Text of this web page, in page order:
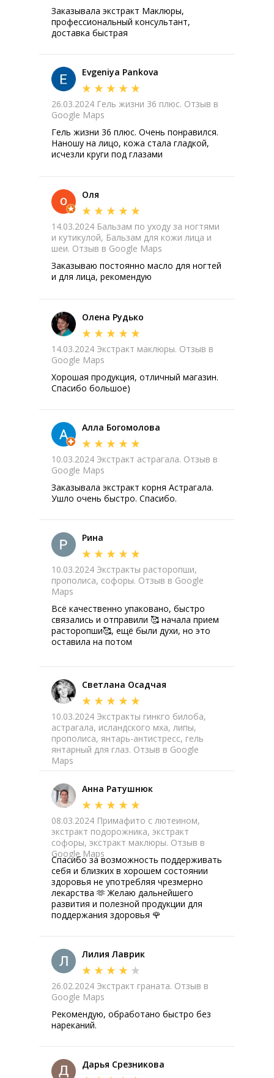
Заказывала экстракт Маклюры,
профессиональный консультант,
доставка быстрая
Evgeniya Pankova
Гель жизни 36 плюс. Очень понравился.
Наношу на лицо, кожа стала гладкой,
исчезли круги под глазами
26.03.2024 Гель жизни 36 плюс. Отзыв в
Google Maps
Оля
Заказываю постоянно масло для ногтей
и для лица, рекомендую
14.03.2024 Бальзам по уходу за ногтями
и кутикулой, Бальзам для кожи лица и
шеи. Отзыв в Google Maps
Олена Рудько
Хорошая продукция, отличный магазин.
Спасибо большое)
14.03.2024 Экстракт маклюры. Отзыв в
Google Maps
Алла Богомолова
Заказывала экстракт корня Астрагала.
Ушло очень быстро. Спасибо.
10.03.2024 Экстракт астрагала. Отзыв в
Google Maps
Рина
Всё качественно упаковано, быстро
связались и отправили 🥰 начала прием
расторопши🥰, ещё были духи, но это
оставила на потом
10.03.2024 Экстракты расторопши,
прополиса, софоры. Отзыв в Google
Maps
Светлана Осадчая
10.03.2024 Экстракты гинкго билоба,
астрагала, исландского мха, липы,
прополиса, янтарь-антистресс, гель
янтарный для глаз. Отзыв в Google
Maps
Анна Ратушнюк
Спасибо за возможность поддерживать
себя и близких в хорошем состоянии
здоровья не употребляя чрезмерно
лекарства 🫶 Желаю дальнейшего
развития и полезной продукции для
поддержания здоровья 🌹
08.03.2024 Примафито с лютеином,
экстракт подорожника, экстракт
софоры, экстракт маклюры. Отзыв в
Google Maps
Лилия Лаврик
Рекомендую, обработано быстро без
нареканий.
26.02.2024 Экстракт граната. Отзыв в
Google Maps
Дарья Срезникова